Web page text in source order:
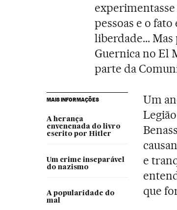
pessoas e o
liberdade... Mas
Guernica no El
parte da
MAIS INFORMAÇÕES
A herança
envenenada do livro
escrito por Hitler
Um crime inseparável
do nazismo
A popularidade do
mal
Um
e
que